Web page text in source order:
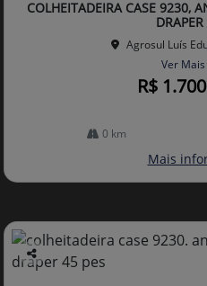
lhe
COLHEITADEIRA CASE 9230,
Agrosul Luís
Ver
R$
0 km
Mais
Co